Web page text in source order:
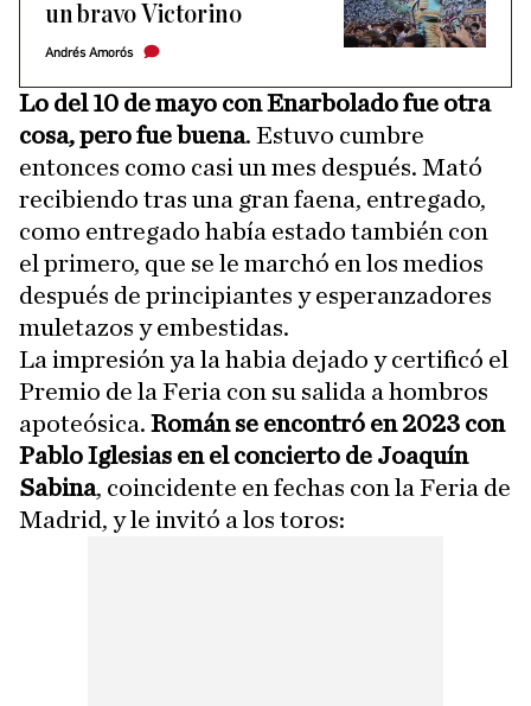
un bravo Victorino
Andrés Amorós
Lo del 10 de mayo con Enarbolado fue otra
cosa, pero fue buena. Estuvo cumbre
entonces como casi un mes después. Mató
recibiendo tras una gran faena, entregado,
como entregado había estado también con
el primero, que se le marchó en los medios
después de principiantes y esperanzadores
muletazos y embestidas.
La impresión ya la habia dejado y certificó el
Premio de la Feria con su salida a hombros
apoteósica. Román se encontró en 2023 con
Pablo Iglesias en el concierto de Joaquín
Sabina, coincidente en fechas con la Feria de
Madrid, y le invitó a los toros: